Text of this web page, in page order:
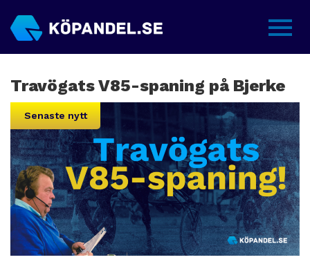
Travögats V85-spaning på Bjerke
Senaste nytt